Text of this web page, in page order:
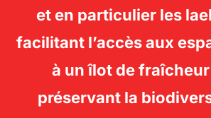
et en particulier les
facilitant l’accès aux
à un îlot de
préservant la